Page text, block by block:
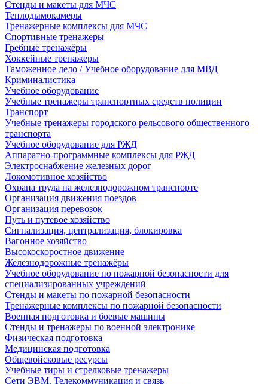
Стенды и макеты для МЧС
Теплодымокамеры
Тренажерные комплексы для МЧС
Спортивные тренажеры
Гребные тренажёры
Хоккейные тренажеры
Таможенное дело / Учебное оборудование для МВД
Криминалистика
Учебное оборудование
Учебные тренажеры транспортных средств полиции
Транспорт
Учебные тренажеры городского рельсового общественного
транспорта
Учебное оборудование для РЖД
Аппаратно-программные комплексы для РЖД
Электроснабжение железных дорог
Локомотивное хозяйство
Охрана труда на железнодорожном транспорте
Организация движения поездов
Организация перевозок
Путь и путевое хозяйство
Сигнализация, централизация, блокировка
Вагонное хозяйство
Высокоскоростное движение
Железнодорожные тренажёры
Учебное оборудование по пожарной безопасности для
специализированных учреждений
Стенды и макеты по пожарной безопасности
Тренажерные комплексы по пожарной безопасности
Военная подготовка и боевые машины
Стенды и тренажеры по военной электронике
Физическая подготовка
Медицинская подготовка
Общевойсковые ресурсы
Учебные тиры и стрелковые тренажеры
Сети ЭВМ. Телекоммуникация и связь